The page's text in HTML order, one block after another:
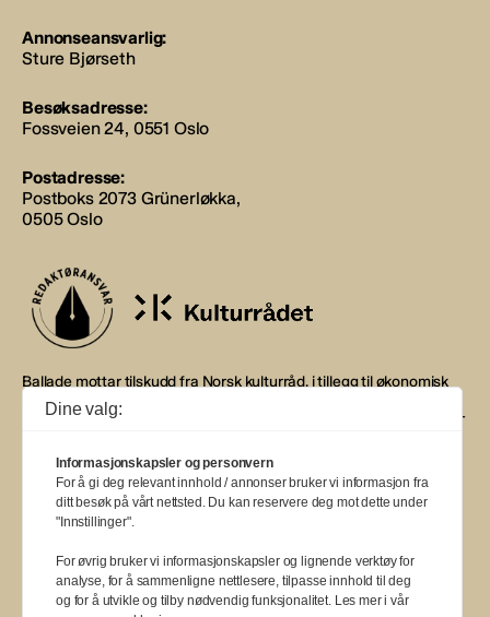
Annonseansvarlig:
Sture Bjørseth
Besøksadresse:
Fossveien 24, 0551 Oslo
Postadresse:
Postboks 2073 Grünerløkka,
0505 Oslo
Ballade mottar tilskudd fra Norsk kulturråd, i tillegg til økonomisk
støtte fra eierne NOPA, Norsk komponistforening og
Musikkforleggerne. Ballade drives etter Redaktør- og Vær Varsom-
BALLADE — NORGES MUSIKKMAGASIN
Dine valg:
Informasjonskapsler og personvern
For å gi deg relevant innhold / annonser bruker vi informasjon fra
ditt besøk på vårt nettsted. Du kan reservere deg mot dette under
"Innstillinger".
For øvrig bruker vi informasjonskapsler og lignende verktøy for
analyse, for å sammenligne nettlesere, tilpasse innhold til deg
og for å utvikle og tilby nødvendig funksjonalitet. Les mer i vår